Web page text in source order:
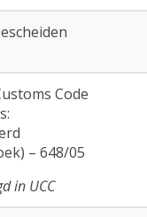
Code
– 648/05
in UCC